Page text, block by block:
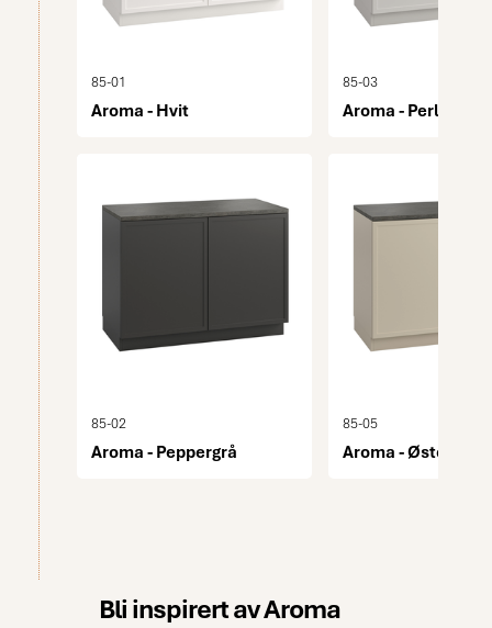
85-01
Aroma - Hvit
85-02
Aroma - Peppergrå
85-03
Aroma - Perlegrå
85-05
Aroma -
Bli inspirert av Aroma